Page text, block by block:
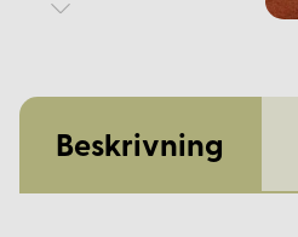
Beskrivning